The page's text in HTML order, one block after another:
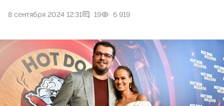
8 сентября 2024 12:31 19 6 919